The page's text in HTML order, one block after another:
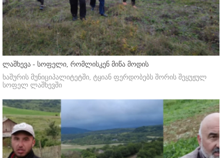
ლაშხევა - სოფელი, რომლისკენ მიწა მოდის
ხაშურის მუნიციპალიტეტში, ტყიან ფერდობებს შორის შეყუჟულ
სოფელ ლაშხევში